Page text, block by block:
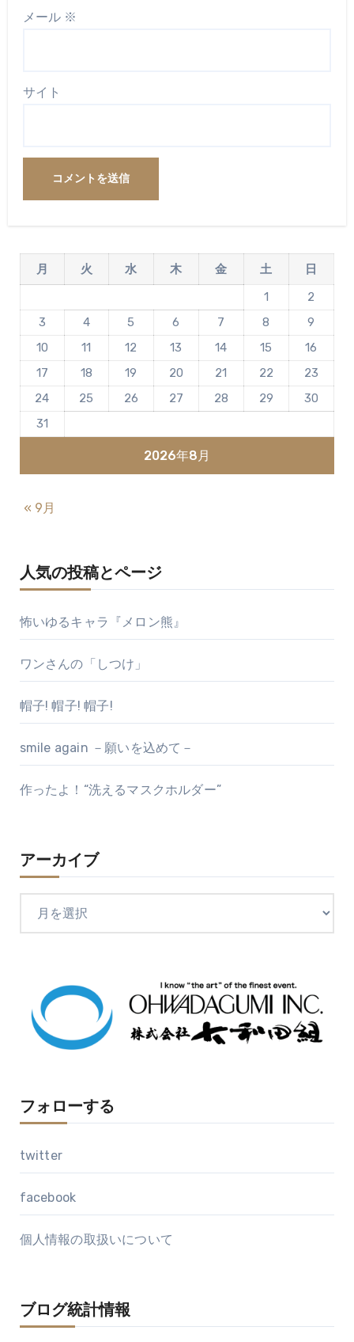
メール ※
サイト
2026年8月
月 火 水 木 金 土
日
1
2
3
4 5 6 7 8
9
10
11 12 13 14 15
16
17
18 19 20 21 22
23
24
25 26 27 28 29
30
31
« 9月
人気の投稿とページ
怖いゆるキャラ『メロン熊』
ワンさんの「しつけ」
帽子! 帽子! 帽子!
smile again －願いを込めて－
作ったよ！“洗えるマスクホルダー”
アーカイブ
フォローする
twitter
facebook
個人情報の取扱いについて
ブログ統計情報